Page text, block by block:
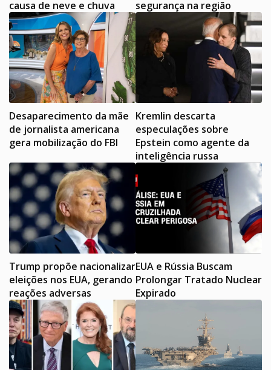
causa de neve e chuva segurança na região
Desaparecimento da mãe
de jornalista americana
gera mobilização do FBI
Kremlin descarta
especulações sobre
Epstein como agente da
inteligência russa
Trump propõe nacionalizar
eleições nos EUA, gerando
reações adversas
EUA e Rússia Buscam
Prolongar Tratado Nuclear
Expirado